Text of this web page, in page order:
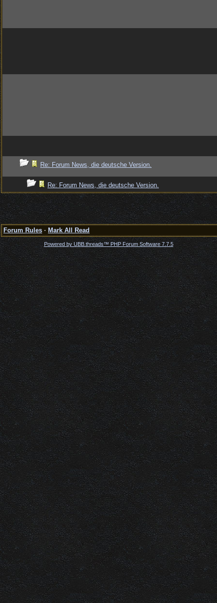
Re: Forum News, die deutsche Version.
Re: Forum News, die deutsche Version.
Forum Rules · Mark All Read
Powered by UBB.threads™ PHP Forum Software 7.7.5